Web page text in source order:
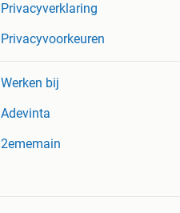
Privacyverklaring
Privacyvoorkeuren
Werken bij
Adevinta
2ememain